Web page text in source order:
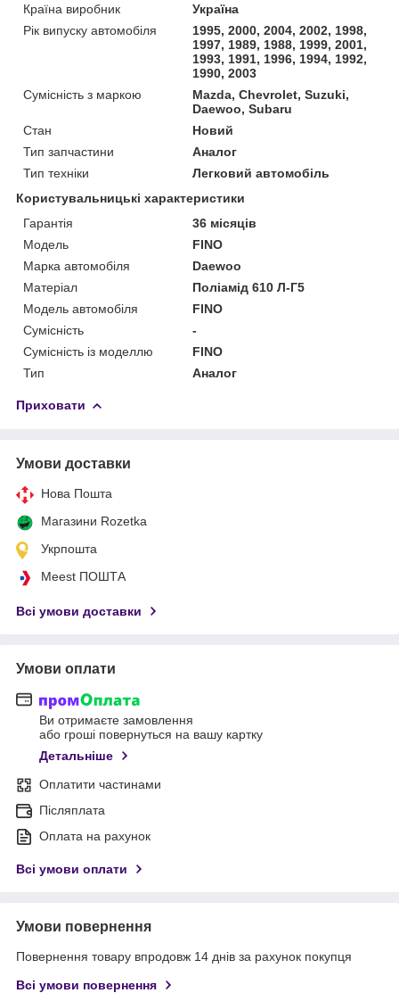
Країна виробник
Україна
Рік випуску автомобіля
1995, 2000, 2004, 2002, 1998,
1997, 1989, 1988, 1999, 2001,
1993, 1991, 1996, 1994, 1992,
1990, 2003
Сумісність з маркою
Mazda, Chevrolet, Suzuki,
Daewoo, Subaru
Стан
Новий
Тип запчастини
Аналог
Тип техніки
Легковий автомобіль
Користувальницькі характеристики
Гарантія
36 місяців
Мoдель
FINO
Марка автомобіля
Daewoo
Матеріал
Поліамід 610 Л-Г5
Модель автомобіля
FINO
Сумісність
-
Сумісність із моделлю
FINO
Тип
Аналог
Приховати
Умови доставки
Нова Пошта
Магазини Rozetka
Укрпошта
Meest ПОШТА
Всі умови доставки
Умови оплати
Ви отримаєте замовлення
або гроші повернуться на вашу картку
Детальніше
Оплатити частинами
Післяплата
Оплата на рахунок
Всі умови оплати
Умови повернення
Повернення товару впродовж 14 днів за рахунок покупця
Всі умови повернення